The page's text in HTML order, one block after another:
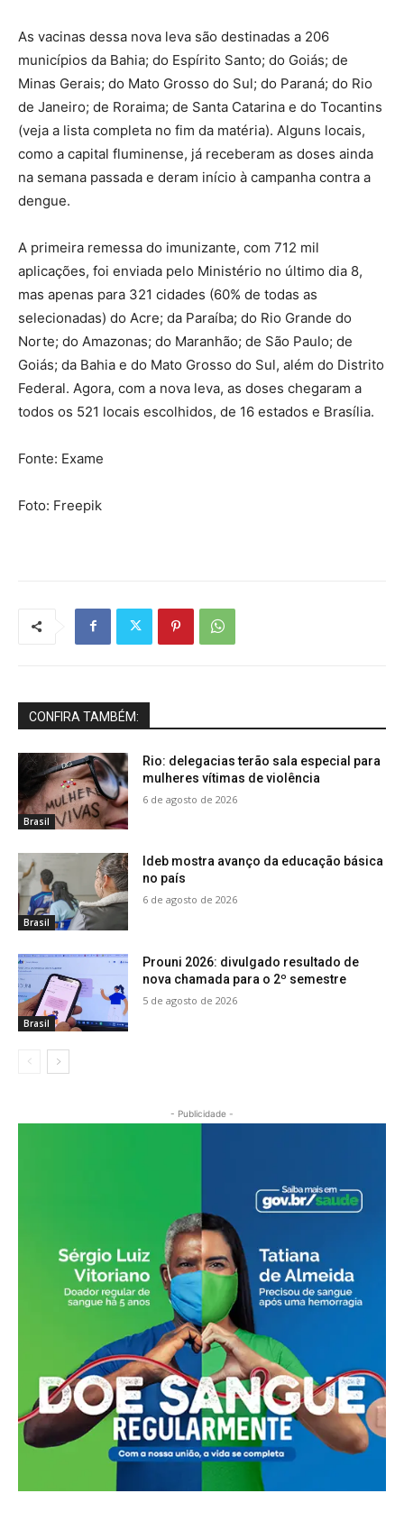
As vacinas dessa nova leva são destinadas a 206
municípios da Bahia; do Espírito Santo; do Goiás; de
Minas Gerais; do Mato Grosso do Sul; do Paraná; do Rio
de Janeiro; de Roraima; de Santa Catarina e do Tocantins
(veja a lista completa no fim da matéria). Alguns locais,
como a capital fluminense, já receberam as doses ainda
na semana passada e deram início à campanha contra a
dengue.
A primeira remessa do imunizante, com 712 mil
aplicações, foi enviada pelo Ministério no último dia 8,
mas apenas para 321 cidades (60% de todas as
selecionadas) do Acre; da Paraíba; do Rio Grande do
Norte; do Amazonas; do Maranhão; de São Paulo; de
Goiás; da Bahia e do Mato Grosso do Sul, além do Distrito
Federal. Agora, com a nova leva, as doses chegaram a
todos os 521 locais escolhidos, de 16 estados e Brasília.
Fonte: Exame
Foto: Freepik
CONFIRA TAMBÉM:
Brasil
Rio: delegacias terão sala especial para
mulheres vítimas de violência
6 de agosto de 2026
Brasil
Ideb mostra avanço da educação básica
no país
6 de agosto de 2026
Brasil
Prouni 2026: divulgado resultado de
nova chamada para o 2º semestre
5 de agosto de 2026
- Publicidade -